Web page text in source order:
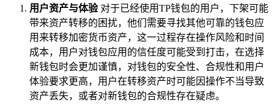
用户资产与体验对于已经使用TP钱包的用户，下架可能
带来资产转移的困扰，他们需要寻找其他可靠的钱包应
用来转移加密货币资产，这一过程存在操作风险和时间
成本，用户对钱包应用的信任度可能受到打击，在选择
新钱包时会更加谨慎，对钱包的安全性、合规性和用户
体验要求更高，用户在转移资产时可能因操作不当导致
资产丢失，或者对新钱包的合规性存在疑虑。